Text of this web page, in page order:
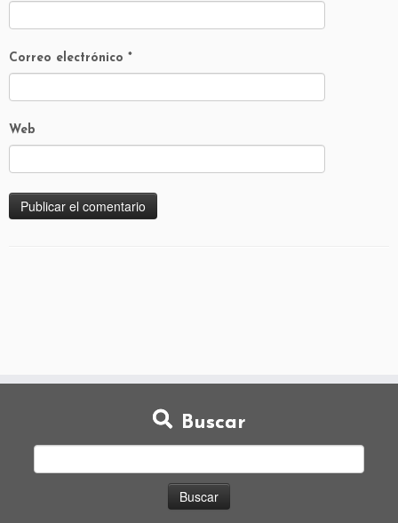
Correo electrónico *
Web
Buscar